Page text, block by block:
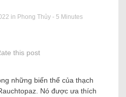
in Phong Thủy - 5 Minutes
this post
những biến thể của thạch
Nó được ưa thích